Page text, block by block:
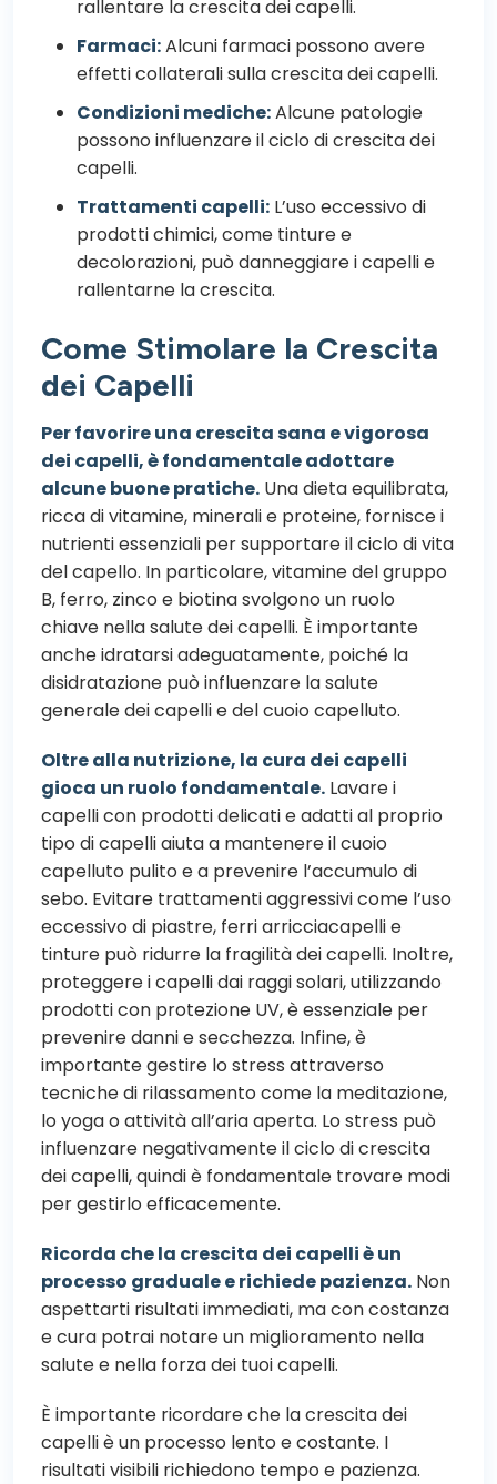
rallentare la crescita dei capelli.
Farmaci:Alcuni farmaci possono avere
effetti collaterali sulla crescita dei capelli.
Condizioni mediche:Alcune patologie
possono influenzare il ciclo di crescita dei
capelli.
Trattamenti capelli: L’uso eccessivo di
prodotti chimici, come tinture e
decolorazioni, può danneggiare i capelli e
rallentarne la crescita.
Come Stimolare la Crescita
dei Capelli
Per favorire una crescita sana e vigorosa
dei capelli, è fondamentale adottare
alcune buone pratiche. Una dieta equilibrata,
ricca di vitamine, minerali e proteine, fornisce i
nutrienti essenziali per supportare il ciclo di vita
del capello. In particolare, vitamine del gruppo
B, ferro, zinco e biotina svolgono un ruolo
chiave nella salute dei capelli. È importante
anche idratarsi adeguatamente, poiché la
disidratazione può influenzare la salute
generale dei capelli e del cuoio capelluto.
Oltre alla nutrizione, la cura dei capelli
gioca un ruolo fondamentale. Lavare i
capelli con prodotti delicati e adatti al proprio
tipo di capelli aiuta a mantenere il cuoio
capelluto pulito e a prevenire l’accumulo di
sebo. Evitare trattamenti aggressivi come l’uso
eccessivo di piastre, ferri arricciacapelli e
tinture può ridurre la fragilità dei capelli. Inoltre,
proteggere i capelli dai raggi solari, utilizzando
prodotti con protezione UV, è essenziale per
prevenire danni e secchezza. Infine, è
importante gestire lo stress attraverso
tecniche di rilassamento come la meditazione,
lo yoga o attività all’aria aperta. Lo stress può
influenzare negativamente il ciclo di crescita
dei capelli, quindi è fondamentale trovare modi
per gestirlo efficacemente.
Ricorda che la crescita dei capelli è un
processo graduale e richiede pazienza. Non
aspettarti risultati immediati, ma con costanza
e cura potrai notare un miglioramento nella
salute e nella forza dei tuoi capelli.
È importante ricordare che la crescita dei
capelli è un processo lento e costante. I
risultati visibili richiedono tempo e pazienza.